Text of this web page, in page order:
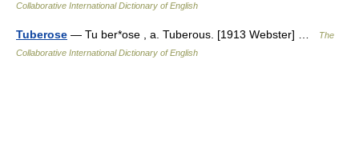
Collaborative International Dictionary of English
Tuberose — Tu ber*ose , a. Tuberous. [1913 Webster] …
The
Collaborative International Dictionary of English